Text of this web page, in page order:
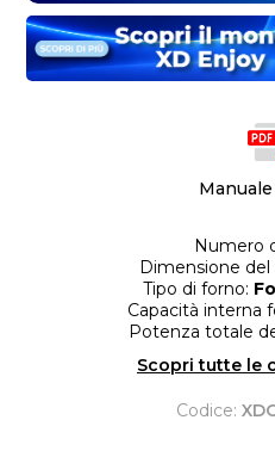
Numero
Dimensione del
Tipo di forno:
Capacità interna
Potenza totale
Scopri tutte le
Codice: